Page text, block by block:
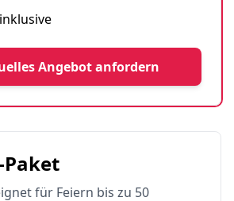
Angebot anfordern
für Feiern bis zu 50